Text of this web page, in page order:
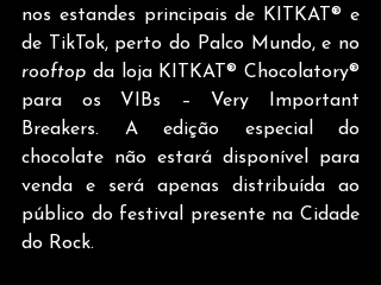
nos estandes principais de KITKAT® e
rooftop da loja KITKAT® Chocolatory®
para os VIBs – Very Important
Breakers. A edição especial do
chocolate não estará disponível para
venda e será apenas distribuída ao
público do festival presente na Cidade
do Rock.